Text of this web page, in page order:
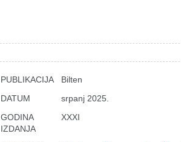
PUBLIKACIJA
Bilten
DATUM
srpanj 2025.
GODINA
IZDANJA
XXXI